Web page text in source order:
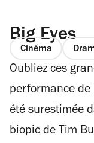
Big Eyes
Cinéma
Oubliez ces
performance de
été surestimée
biopic de Tim